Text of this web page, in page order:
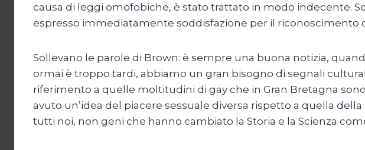
causa di leggi omofobiche, è stato trattato in modo indecente.
espresso immediatamente soddisfazione per il riconoscimento
Sollevano le parole di Brown: è sempre una buona notizia,
ormai è troppo tardi, abbiamo un gran bisogno di segnali
riferimento a quelle moltitudini di gay che in Gran Bretagna
avuto un’idea del piacere sessuale diversa rispetto a quella
tutti noi, non geni che hanno cambiato la Storia e la Scienza